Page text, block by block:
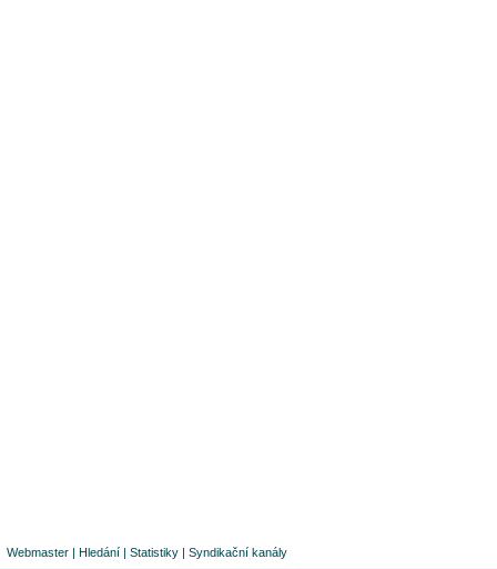
Webmaster | Hledání | Statistiky | Syndikační kanály